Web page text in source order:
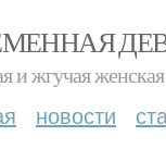
и жгучая
новости